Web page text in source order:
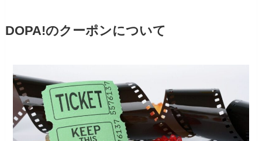
DOPA!のクーポンについて